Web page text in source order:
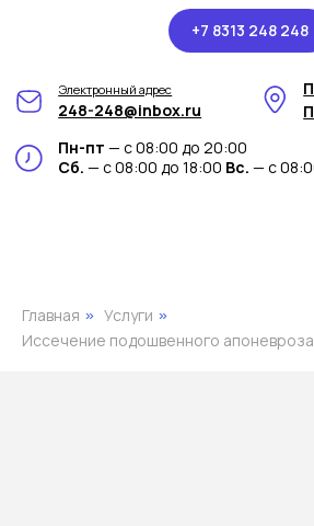
+7 8313 248 248
Пн-пт — с 08:00 до 20:00
Сб.— с 08:00 до 18:00Вс.— с 08:00 до 15:00
Главная » Услуги »
Иссечение подошвенного апоневроза